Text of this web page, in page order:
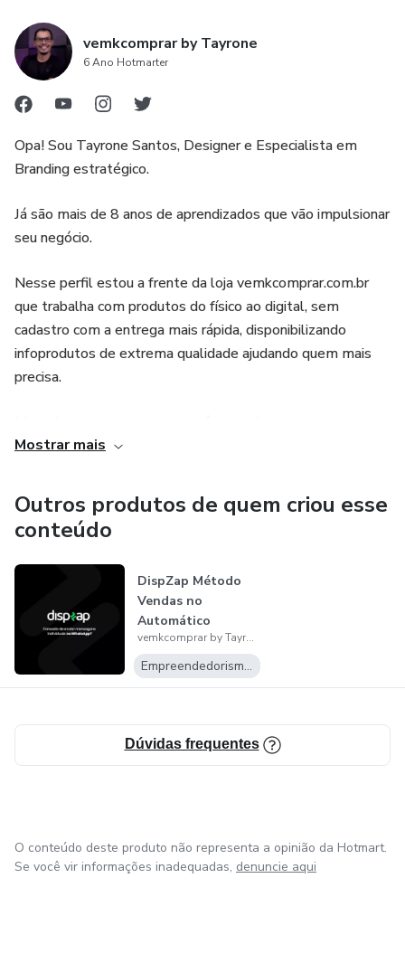
vemkcomprar by Tayrone
6 Ano Hotmarter
Opa! Sou Tayrone Santos, Designer e Especialista em
Branding estratégico.
Já são mais de 8 anos de aprendizados que vão impulsionar
seu negócio.
Nesse perfil estou a frente da loja vemkcomprar.com.br
que trabalha com produtos do físico ao digital, sem
cadastro com a entrega mais rápida, disponibilizando
infoprodutos de extrema qualidade ajudando quem mais
precisa.
um serviço de qualidade e acima de tudo que você sai
Tem alguma dúvida, sinta-se a vontade, estou a disposição
para sempre te ajuda-lo!
Mostrar mais
Outros produtos de quem criou esse
conteúdo
DispZap Método
Vendas no
Automático
vemkcomprar by Tayrone
Empreendedorismo Digital
Dúvidas frequentes
O conteúdo deste produto não representa a opinião da Hotmart.
Se você vir informações inadequadas, denuncie aqui